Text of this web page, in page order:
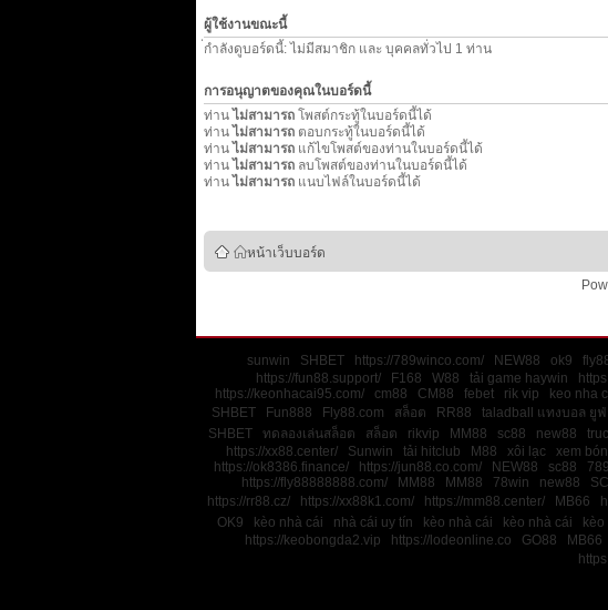
ผู้ใช้งานขณะนี้
่กำลังดูบอร์ดนี้: ไม่มีสมาชิก และ บุคคลทั่วไป 1 ท่าน
การอนุญาตของคุณในบอร์ดนี้
ท่าน ไม่สามารถโพสต์กระทู้ในบอร์ดนี้ได้
ท่าน ไม่สามารถตอบกระทู้ในบอร์ดนี้ได้
ท่าน ไม่สามารถแก้ไขโพสต์ของท่านในบอร์ดนี้ได้
ท่าน ไม่สามารถลบโพสต์ของท่านในบอร์ดนี้ได้
ท่าน ไม่สามารถแนบไฟล์ในบอร์ดนี้ได้
หน้าเว็บบอร์ด
sunwin SHBET https://789winco.com/ NEW88 ok9
https://fun88.support/
F168 W88 tải game haywin
https://keonhacai95.com/
cm88 CM88 febet rik vip keo nha
SHBET
Fun888 Fly88.com สล็อต RR88 taladball แทงบอล ยูฟ่
SHBET
ทดลองเล่นสล็อต สล็อต rikvip MM88 sc88 new88
https://xx88.center/
Sunwin tải hitclub M88 xôi lạc xem
https://ok8386.finance/
https://jun88.co.com/ NEW88 sc88
https://fly88888888.com/
MM88 MM88 78win new88
https://rr88.cz/
https://xx88k1.com/ https://mm88.center/ MB66
OK9
kèo nhà cái nhà cái uy tín kèo nhà cái kèo nhà cái
https://keobongda2.vip
https://lodeonline.co GO88 MB66